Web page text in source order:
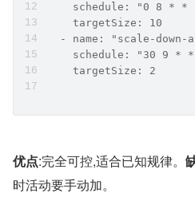
schedule: "0 8 * *
    targetSize: 10
- name: "scale-down-
schedule: "30 9 * *
    targetSize: 2
优点:完全可控,适合已知规律。
时活动要手动加。